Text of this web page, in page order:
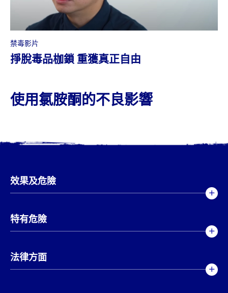
禁毒影片
掙脫毒品枷鎖 重獲真正自由
使用氯胺酮的不良影響
效果及危險
特有危險
法律方面